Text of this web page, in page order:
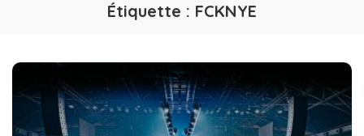
Étiquette : FCKNYE